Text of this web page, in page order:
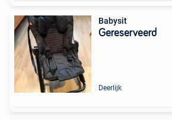
Babysit
Gereserveerd
Deerlijk